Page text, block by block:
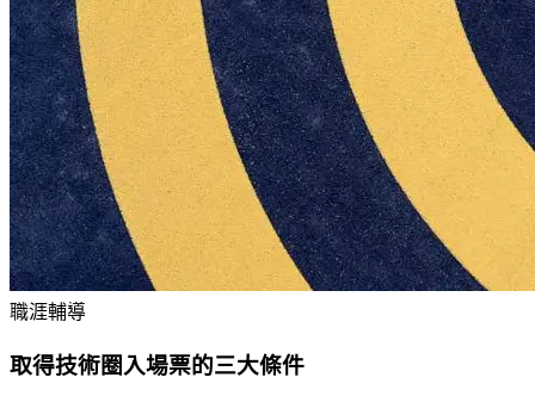
職涯輔導
取得技術圈入場票的三大條件